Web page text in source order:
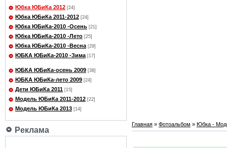
Юбка ЮБиКа 2012 [24]
Юбка ЮБиКа 2011-2012 [24]
Юбка ЮБиКа-2010 -Осень [21]
Юбка ЮБиКа-2010 -Лето [25]
Юбка ЮБиКа-2010 -Весна [29]
ЮБКА ЮБиКа-2010 -Зима [17]
ЮБКА ЮБиКа-осень 2009 [38]
ЮБКА ЮБиКа-лето 2009 [24]
Дети ЮБиКа 2011 [15]
Модель ЮБиКа 2011-2012 [22]
Модель ЮБиКа 2013 [14]
Реклама
Главная » Фотоальбом » Юбка -